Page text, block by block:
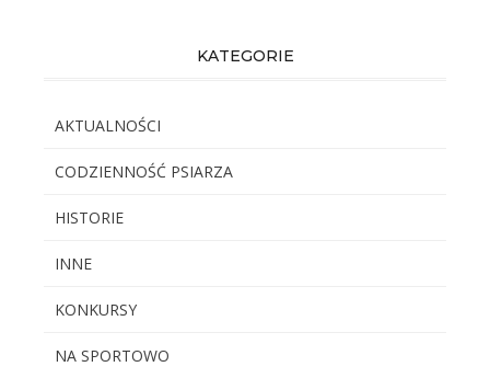
KATEGORIE
AKTUALNOŚCI
CODZIENNOŚĆ PSIARZA
HISTORIE
INNE
KONKURSY
NA SPORTOWO